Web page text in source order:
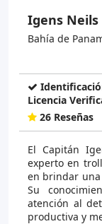
Igens Neils
Bahía de
Licencia
26 Reseñas
El Capitán
experto en
en brindar una
Su
atención al
productiva y